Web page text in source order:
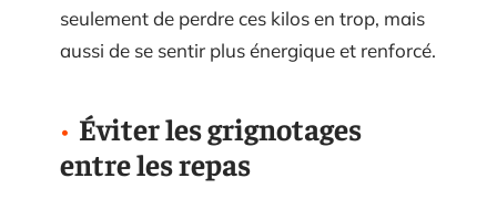
seulement de perdre ces kilos en trop, mais
aussi de se sentir plus énergique et renforcé.
Éviter les grignotages
entre les repas